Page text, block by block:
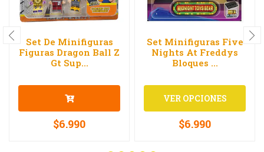
Set De Minifiguras
Figuras Dragon Ball Z
Gt Sup...
$6.990
Set Minifiguras Five
Nights At Freddys
Bloques ...
VER OPCIONES
$6.990